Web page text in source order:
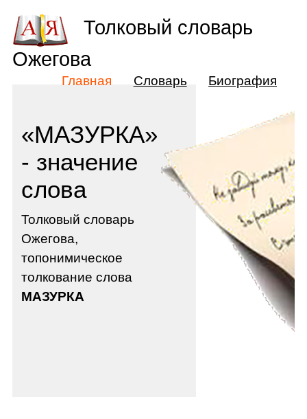
«МАЗУРКА»
- значение
слова
Толковый словарь
Ожегова,
топонимическое
толкование слова
МАЗУРКА
Толковый словарь
Ожегова
Главная Словарь Биография